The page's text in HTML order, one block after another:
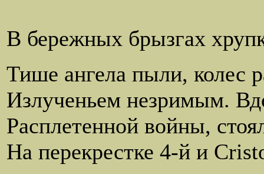
В бережных брызгах
Тише ангела пыли, колес
Излученьем незримым.
Рaсплетенной войны,
На перекрестке 4-й и